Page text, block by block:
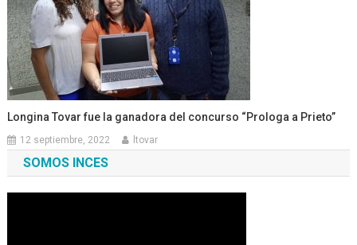
Longina Tovar fue la ganadora del concurso “Prologa a Prieto”
12 septiembre, 2022 ltovar
SOMOS INCES